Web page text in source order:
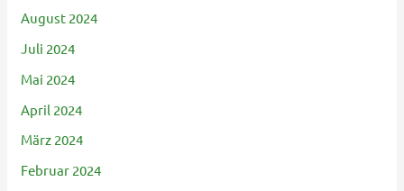
August 2024
Juli 2024
Mai 2024
April 2024
März 2024
Februar 2024